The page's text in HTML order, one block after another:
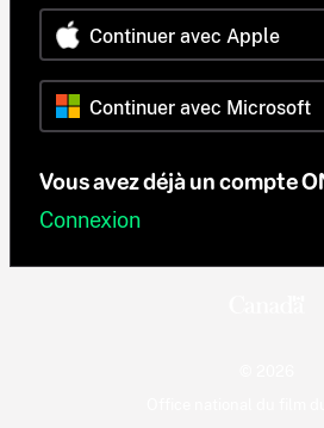
Continuer avec Apple
Continuer avec Microsoft
Vous avez déjà un compte
Connexion